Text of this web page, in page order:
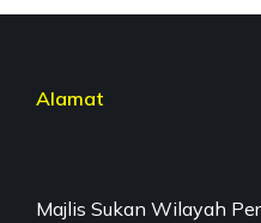
Alamat
Majlis Sukan Wilayah